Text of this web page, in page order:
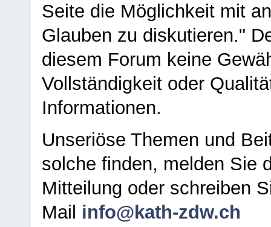
Seite die Möglichkeit mit
Glauben zu diskutieren."
diesem Forum keine
Vollständigkeit oder
Informationen.
Unseriöse Themen und
solche finden, melden Sie
Mitteilung oder schreiben
Mail info@kath-zdw.ch